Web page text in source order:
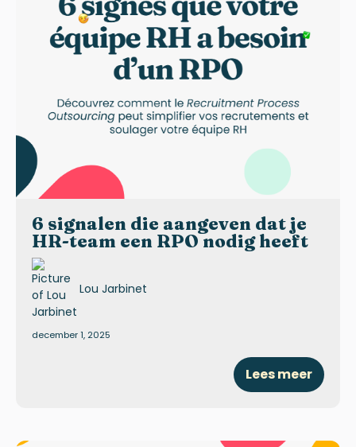
6 signalen die aangeven dat je
HR-team een RPO nodig heeft
Lou Jarbinet
december 1, 2025
Lees meer